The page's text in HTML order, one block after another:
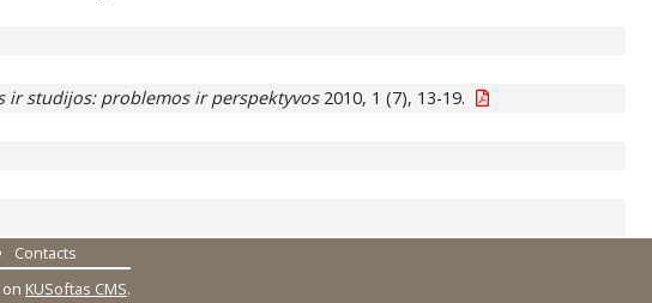
ir studijos: problemos ir perspektyvos2010, 1 (7), 13-19.
Contacts
KUSoftas CMS.